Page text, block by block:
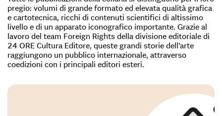
pregio: volumi di grande formato ed elevata qualità grafica
e cartotecnica, ricchi di contenuti scientifici di altissimo
livello e di un apparato iconografico importante. Grazie al
lavoro del team Foreign Rights della divisione editoriale di
24 ORE Cultura Editore, queste grandi storie dell’arte
raggiungono un pubblico internazionale, attraverso
coedizioni con i principali editori esteri.